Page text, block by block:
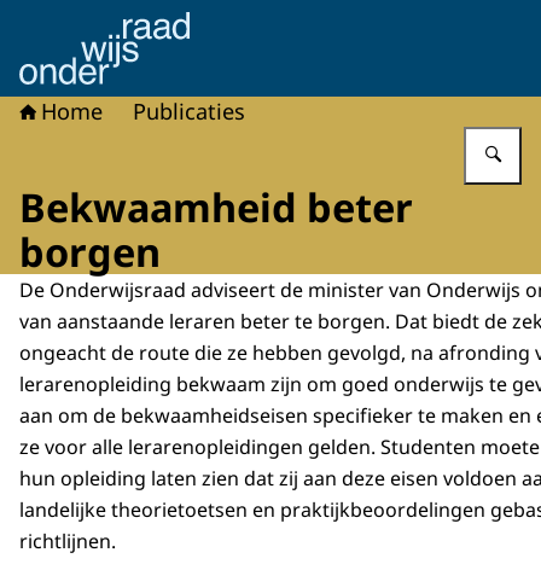
Naar de homepage van Onderwijsraad
Home Publicaties
Bekwaamheid beter
borgen
De Onderwijsraad adviseert de minister van Onderwijs
van aanstaande leraren beter te borgen. Dat biedt de
ongeacht de route die ze hebben gevolgd, na afronding
lerarenopleiding bekwaam zijn om goed onderwijs te
aan om de bekwaamheidseisen specifieker te maken
ze voor alle lerarenopleidingen gelden. Studenten
hun opleiding laten zien dat zij aan deze eisen voldoen
landelijke theorietoetsen en praktijkbeoordelingen
richtlijnen.